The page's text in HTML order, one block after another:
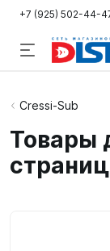
+7 (925) 502-44-
Подводная
Дайвинг
Cressi-Sub
Товары